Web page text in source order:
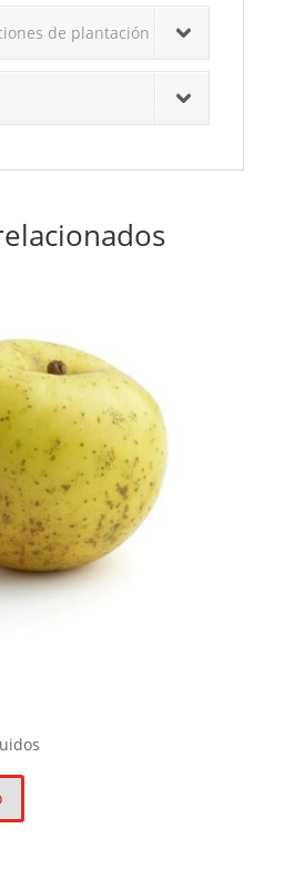
de plantación